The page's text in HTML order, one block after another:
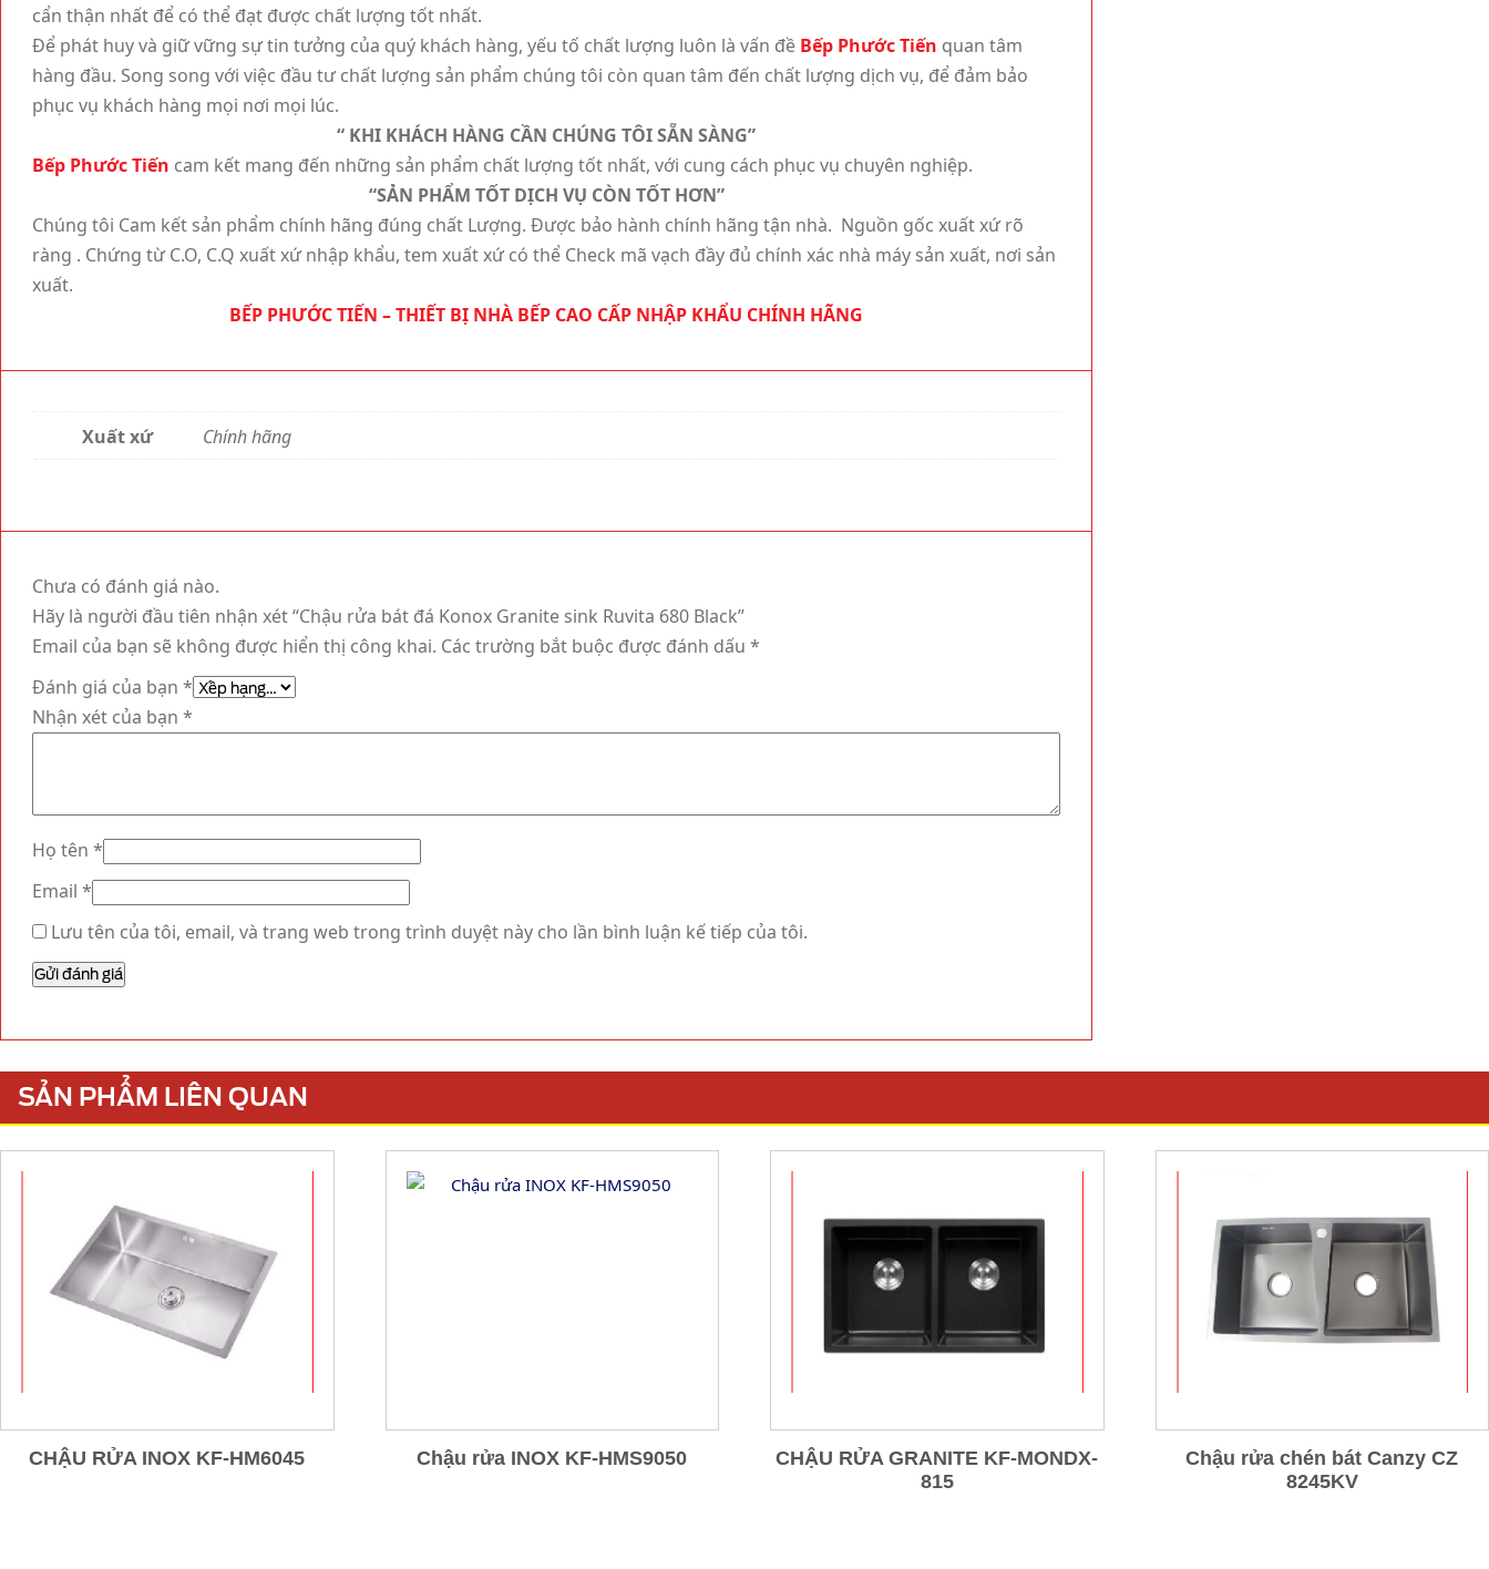
cẩn thận nhất để có thể đạt được chất lượng tốt nhất.
Để phát huy và giữ vững sự tin tưởng của quý khách hàng, yếu tố chất lượng luôn là vấn đề Bếp Phước Tiến quan tâm
hàng đầu. Song song với việc đầu tư chất lượng sản phẩm chúng tôi còn quan tâm đến chất lượng dịch vụ, để đảm bảo
phục vụ khách hàng mọi nơi mọi lúc.
“ KHI KHÁCH HÀNG CẦN CHÚNG TÔI SẴN SÀNG”
Bếp Phước Tiến cam kết mang đến những sản phẩm chất lượng tốt nhất, với cung cách phục vụ chuyên nghiệp.
“SẢN PHẨM TỐT DỊCH VỤ CÒN TỐT HƠN”
Chúng tôi Cam kết sản phẩm chính hãng đúng chất Lượng. Được bảo hành chính hãng tận nhà. Nguồn gốc xuất xứ rõ
ràng . Chứng từ C.O, C.Q xuất xứ nhập khẩu, tem xuất xứ có thể Check mã vạch đầy đủ chính xác nhà máy sản xuất, nơi sản
xuất.
BẾP PHƯỚC TIẾN – THIẾT BỊ NHÀ BẾP CAO CẤP NHẬP KHẨU CHÍNH HÃNG
Xuất xứ Chính hãng
Chưa có đánh giá nào.
Hãy là người đầu tiên nhận xét “Chậu rửa bát đá Konox Granite sink Ruvita 680 Black”
Email của bạn sẽ không được hiển thị công khai. Các trường bắt buộc được đánh dấu *
Đánh giá của bạn *
Nhận xét của bạn *
Họ tên *
Email *
Lưu tên của tôi, email, và trang web trong trình duyệt này cho lần bình luận kế tiếp của tôi.
SẢN PHẨM LIÊN QUAN
CHẬU RỬA INOX KF-HM6045 Chậu rửa INOX KF-HMS9050
CHẬU RỬA GRANITE KF-MONDX-
815
Chậu rửa chén bát Canzy CZ
8245KV